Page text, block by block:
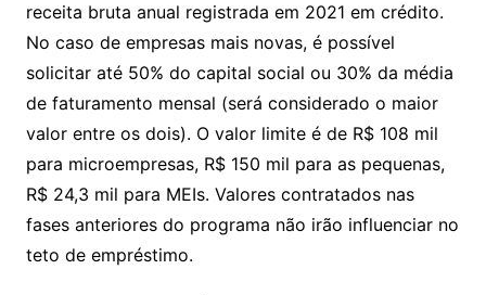
receita bruta anual registrada em 2021 em crédito.
No caso de empresas mais novas, é possível
solicitar até 50% do capital social ou 30% da média
de faturamento mensal (será considerado o maior
valor entre os dois). O valor limite é de R$ 108 mil
para microempresas, R$ 150 mil para as pequenas,
R$ 24,3 mil para MEIs. Valores contratados nas
fases anteriores do programa não irão influenciar no
teto de empréstimo.